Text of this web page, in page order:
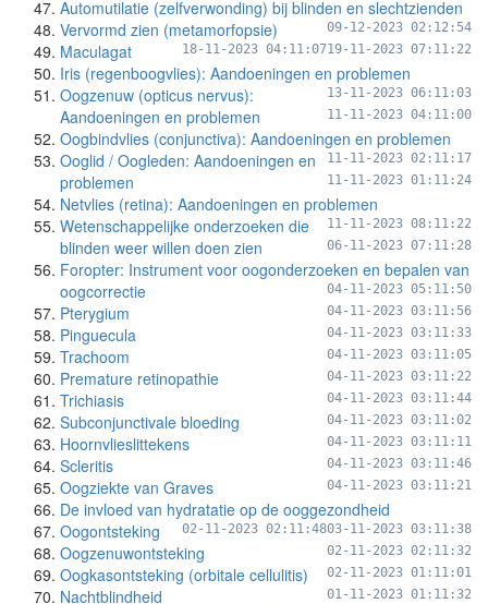
Automutilatie (zelfverwonding) bij blinden en slechtzienden
09-12-2023 02:12:54
Vervormd zien (metamorfopsie)
19-11-2023 07:11:22
Maculagat 18-11-2023 04:11:07
Iris (regenboogvlies): Aandoeningen en problemen
13-11-2023 06:11:03
Oogzenuw (opticus nervus):
Aandoeningen en problemen
11-11-2023 04:11:00
Oogbindvlies (conjunctiva): Aandoeningen en problemen
11-11-2023 02:11:17
Ooglid / Oogleden: Aandoeningen en
problemen
11-11-2023 01:11:24
Netvlies (retina): Aandoeningen en problemen
11-11-2023 08:11:22
Wetenschappelijke onderzoeken die
blinden weer willen doen zien
06-11-2023 07:11:28
Foropter: Instrument voor oogonderzoeken en bepalen van
oogcorrectie
04-11-2023 05:11:50
Pterygium 04-11-2023 03:11:56
Pinguecula 04-11-2023 03:11:33
Trachoom 04-11-2023 03:11:05
Premature retinopathie 04-11-2023 03:11:22
Trichiasis 04-11-2023 03:11:44
Subconjunctivale bloeding 04-11-2023 03:11:02
Hoornvlieslittekens 04-11-2023 03:11:11
Scleritis 04-11-2023 03:11:46
Oogziekte van Graves 04-11-2023 03:11:21
De invloed van hydratatie op de ooggezondheid
03-11-2023 03:11:38
Oogontsteking 02-11-2023 02:11:48
Oogzenuwontsteking 02-11-2023 02:11:32
Oogkasontsteking (orbitale cellulitis) 02-11-2023 01:11:01
Nachtblindheid 01-11-2023 01:11:32